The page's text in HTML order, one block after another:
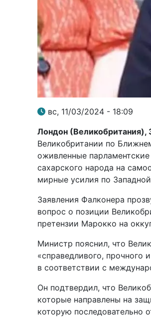
вс, 11/03/2024 - 18:09
Лондон (Великобритания),
Великобритании по
оживленные
сахарского народа на
мирные усилия по
Заявления Фалконера
вопрос о позиции
претензии Марокко на
Министр пояснил, что
«справедливого, прочного
в соответствии с
Он подтвердил, что
которые направлены на
которую последовательно